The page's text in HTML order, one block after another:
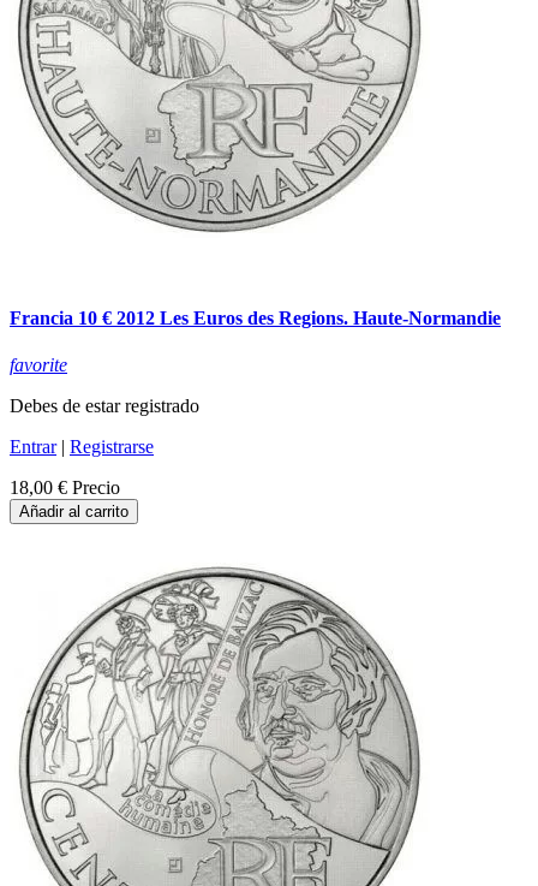
Francia 10 € 2012 Les Euros des Regions. Haute-Normandie
favorite
Debes de estar registrado
Entrar| Registrarse
18,00 € Precio
Añadir al carrito